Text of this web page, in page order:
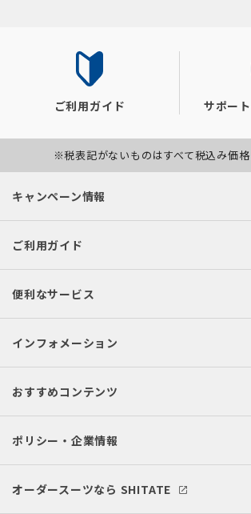
ご利用ガイド サポー
※税表記がないものはすべて税込み価
キャンペーン情報
ご利用ガイド
便利なサービス
インフォメーション
おすすめコンテンツ
ポリシー・企業情報
オーダースーツなら SHITATE